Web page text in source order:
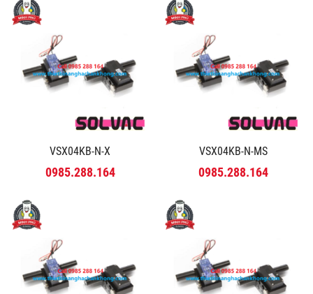
VSX04KB-N-X
0985.288.164
VSX04KB-N-MS
0985.288.164